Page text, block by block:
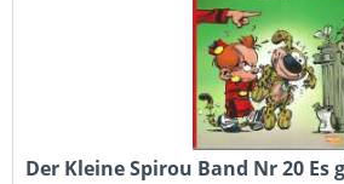
Der Kleine Spirou Band Nr 20 Es